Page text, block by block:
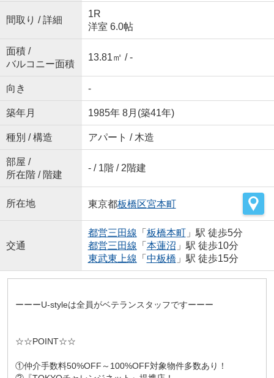
間取り / 詳細
1R
洋室 6.0帖
面積 /
バルコニー面積
13.81㎡ / -
向き -
築年月 1985年 8月(築41年)
種別 / 構造 アパート / 木造
部屋 /
所在階 / 階建
- / 1階 / 2階建
所在地 東京都板橋区宮本町
交通
都営三田線 「 板橋本町」駅 徒歩5分
都営三田線 「 本蓮沼 」駅 徒歩10分
東武東上線 「 中板橋 」駅 徒歩15分
ーーーU-styleは全員がベテランスタッフですーーー
☆☆POINT☆☆
①仲介手数料50%OFF～100%OFF対象物件多数あり！